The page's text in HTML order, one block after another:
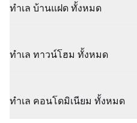
ทำเล บ้านแฝด ทั้งหมด
ทำเล ทาวน์โฮม ทั้งหมด
ทำเล คอนโดมิเนียม ทั้งหมด